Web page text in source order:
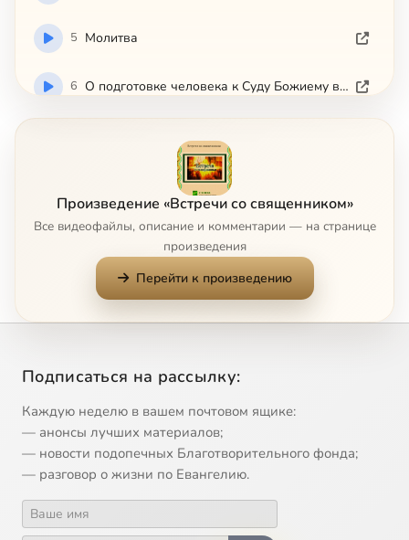
5 Молитва
6 О подготовке человека к Суду Божиему в вечности
9 Пост как проблема, и пост как подвиг
Предназначение человека на Земле
11 Проблема старости
12 Ценности духовные и душевные
Добродетели кротости и смирения
14 Искусство чтения
15 Испытывайте самих себя, в вере ли вы
Произведение «Встречи со священником»
Все видеофайлы, описание и комментарии — на странице
произведения
Перейти к произведению
Подписаться на рассылку:
Каждую неделю в вашем почтовом ящике:
— анонсы лучших материалов;
— новости подопечных Благотворительного фонда;
— разговор о жизни по Евангелию.